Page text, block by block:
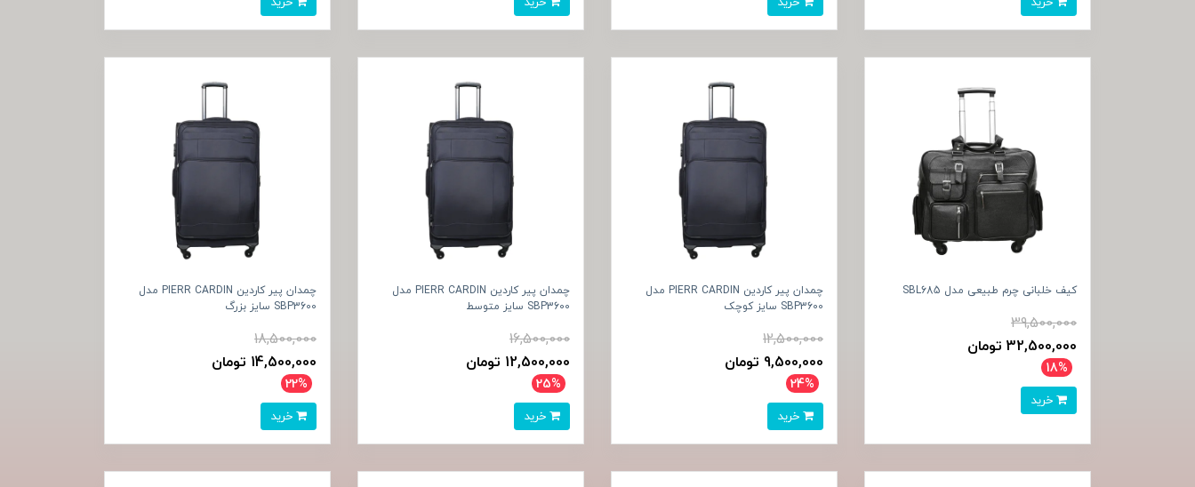
کیف خلبانی چرم طبیعی مدل SBL685
39,500,000
32,500,000 تومان
18%
چمدان پیر کاردین PIERR CARDIN مدل
SBP3600 سایز کوچک
12,500,000
9,500,000 تومان
24%
چمدان پیر کاردین PIERR CARDIN مدل
SBP3600 سایز متوسط
16,500,000
12,500,000 تومان
25%
چمدان پیر کاردین PIERR CARDIN مدل
SBP3600 سایز بزرگ
18,500,000
14,500,000 تومان
22%